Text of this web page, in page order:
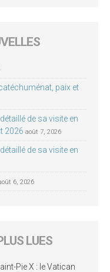
paix et
de sa visite en
2026 août 7, 2026
de sa visite en
6, 2026
LUES
Pie X : le Vatican